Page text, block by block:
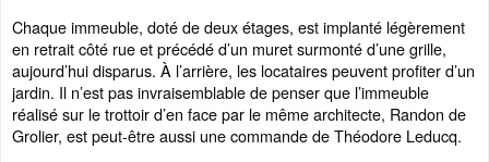
Chaque immeuble, doté de deux étages, est implanté légèrement
en retrait côté rue et précédé d’un muret surmonté d’une grille,
aujourd’hui disparus. À l’arrière, les locataires peuvent profiter d’un
jardin. Il n’est pas invraisemblable de penser que l’immeuble
réalisé sur le trottoir d’en face par le même architecte, Randon de
Grolier, est peut-être aussi une commande de Théodore Leducq.